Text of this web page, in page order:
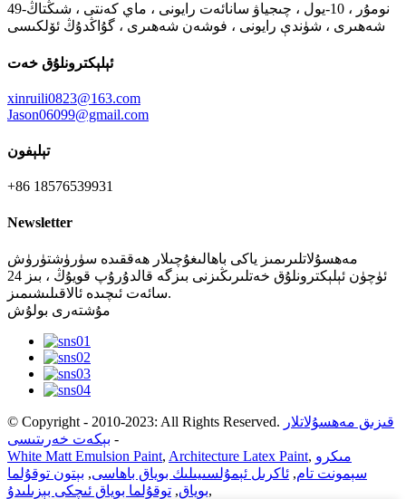
49-نومۇر ، 10-يول ، چىجياۋ سانائەت رايونى ، ماي كەنتى ، شىڭتاڭ
شەھىرى ، شۈندې رايونى ، فوشەن شەھىرى ، گۇاڭدۇڭ ئۆلكىسى
ئېلېكترونلۇق خەت
xinruili0823@163.com
Jason06099@gmail.com
تېلېفون
+86 18576539931
Newsletter
مەھسۇلاتلىرىمىز ياكى باھالىغۇچىلار ھەققىدە سۈرۈشتۈرۈش
ئۈچۈن ئېلېكترونلۇق خەتلىرىڭىزنى بىزگە قالدۇرۇپ قويۇڭ ، بىز 24
سائەت ئىچىدە ئالاقىلىشىمىز.
مۇشتەرى بولۇش
© Copyright - 2010-2023: All Rights Reserved. قىزىق مەھسۇلاتلار
- بېكەت خەرىتىسى
White Matt Emulsion Paint, Architecture Latex Paint, مىكرو
سېمونت تام, ئاكرىل ئېمۇلسىيىلىك بوياق باھاسى, بېتون توقۇلما
بوياق, توقۇلما بوياق ئىچكى بېزىلىدۇ ,